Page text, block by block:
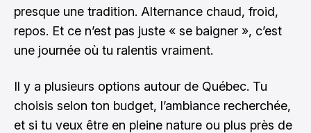
presque une tradition. Alternance chaud, froid,
repos. Et ce n’est pas juste « se baigner », c’est
une journée où tu ralentis vraiment.
Il y a plusieurs options autour de Québec. Tu
choisis selon ton budget, l’ambiance recherchée,
et si tu veux être en pleine nature ou plus près de